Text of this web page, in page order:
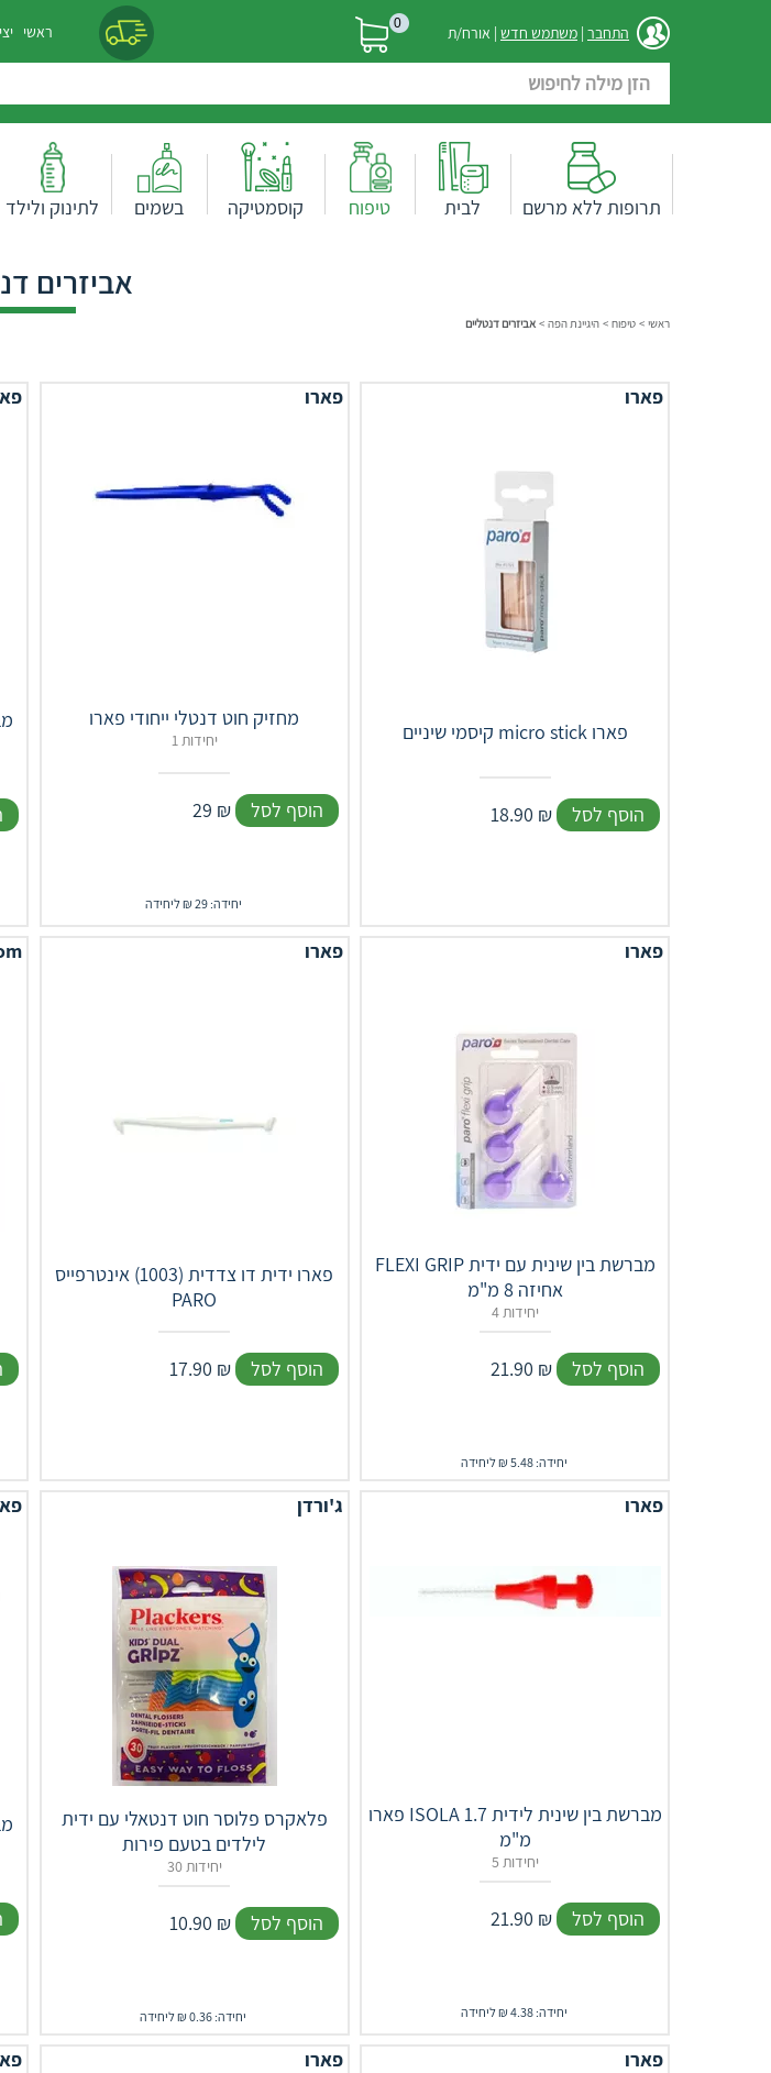
התחבר | משתמש חדש | אורח/ת 0 ראשי
תרופות ללא מרשם לבית טיפוח קוסמטיקה בשמים לתינוק ולילד
אביזרים
ראשי > טיפוח > היגיינת הפה > אביזרים דנטליים
פארו
קיסמי שיניים micro stick פארו
18.90 ₪ הוסף לסל
פארו
מחזיק חוט דנטלי ייחודי פארו
1 יחידות
29 ₪ הוסף לסל
יחידה: 29 ₪ ליחידה
פארו
FLEXI GRIP מברשת בין שינית עם ידית
אחיזה 8 מ"מ
4 יחידות
21.90 ₪ הוסף לסל
יחידה: 5.48 ₪ ליחידה
פארו
פארו ידית דו צדדית (1003) אינטרפייס
PARO
17.90 ₪ הוסף לסל
פארו
פארו ISOLA מברשת בין שינית לידית 1.7
מ"מ
5 יחידות
21.90 ₪ הוסף לסל
יחידה: 4.38 ₪ ליחידה
ג'ורדן
פלאקרס פלוסר חוט דנטאלי עם ידית
לילדים בטעם פירות
30 יחידות
10.90 ₪ הוסף לסל
יחידה: 0.36 ₪ ליחידה
פארו פארו